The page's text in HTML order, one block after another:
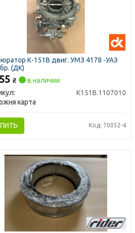
К-151В двиг. УМЗ 4178 -УАЗ
(ДК)
₴
в наличии
К151В.1107010
карта
Код: 70052-4